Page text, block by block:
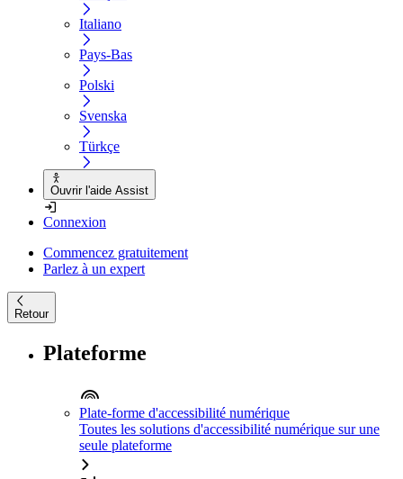
Italiano
Pays-Bas
Polski
Svenska
Türkçe
Ouvrir l'aide Assist
Connexion
Commencez gratuitement
Parlez à un expert
Retour
Plateforme
Plate-forme d'accessibilité numérique
Toutes les solutions d'accessibilité numérique sur une
seule plateforme